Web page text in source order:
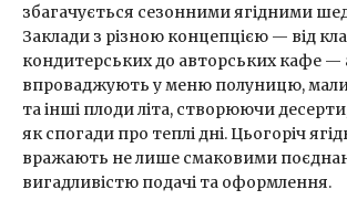
збагачується сезонними ягідними
Заклади з різною концепцією — від
кондитерських до авторських кафе —
впроваджують у меню полуницю,
та інші плоди літа, створюючи
як спогади про теплі дні. Цьогоріч
вражають не лише смаковими
вигадливістю подачі та оформлення.